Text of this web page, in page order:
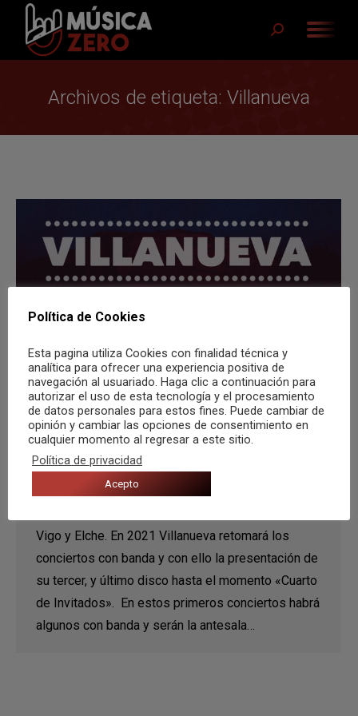
Buscar:
Archivos de etiqueta: Villanueva
Gira Nueva Vida 2020 (Primera
Actualización)
Agenda,Noticias Por
Las primeras fechas de «Gira Nueva Vida 2020 «
Vigo y Elche. En 2021 Villanueva retomará los
conciertos con banda y con ello la presentación de
su tercer, y último disco hasta el momento «Cuarto
de Invitados». En estos primeros conciertos habrá
algunos con banda y serán la antesala…
Política de Cookies
Esta pagina utiliza Cookies con finalidad técnica y
analítica para ofrecer una experiencia positiva de
navegación al usuariado. Haga clic a continuación para
autorizar el uso de esta tecnología y el procesamiento
de datos personales para estos fines. Puede cambiar de
opinión y cambiar las opciones de consentimiento en
cualquier momento al regresar a este sitio.
Política de privacidad
Acepto